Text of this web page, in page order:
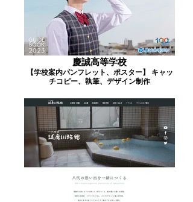
慶誠高等学校
【学校案内パンフレット、ポスター】 キャッ
チコピー、執筆、デザイン制作